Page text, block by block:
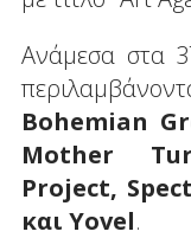
Ανάμεσα στα
Bohemian
Mother
Project,
και Yovel.